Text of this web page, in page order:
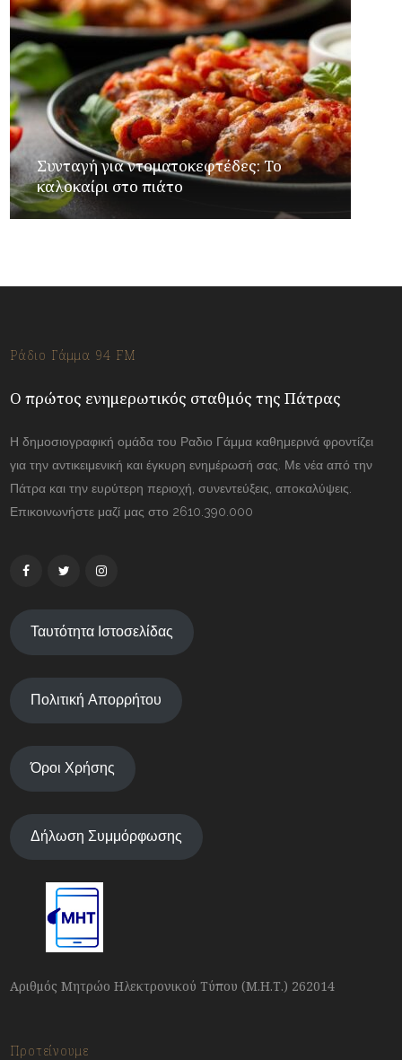
Συνταγή για ντοματοκεφτέδες: Το
καλοκαίρι στο πιάτο
Ράδιο Γάμμα 94 FM
Ο πρώτος ενημερωτικός σταθμός της Πάτρας
Η δημοσιογραφική ομάδα του Ραδιο Γάμμα καθημερινά φροντίζει
για την αντικειμενική και έγκυρη ενημέρωσή σας. Με νέα από την
Πάτρα και την ευρύτερη περιοχή, συνεντεύξεις, αποκαλύψεις.
Επικοινωνήστε μαζί μας στο 2610.390.000
Ταυτότητα Ιστοσελίδας
Πολιτική Απορρήτου
Όροι Χρήσης
Δήλωση Συμμόρφωσης
Αριθμός Μητρώο Ηλεκτρονικού Τύπου (Μ.Η.Τ.) 262014
Προτείνουμε